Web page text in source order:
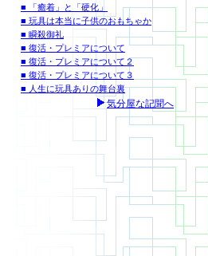
■ 「癒着」と「硬化」
■ 玩具は本当に子供のおもちゃか
■ 瞬殺御礼
■ 復活・プレミアについて
■ 復活・プレミアについて２
■ 復活・プレミアについて３
■ 人生に玩具ありの舞台裏
気分屋な記聞へ